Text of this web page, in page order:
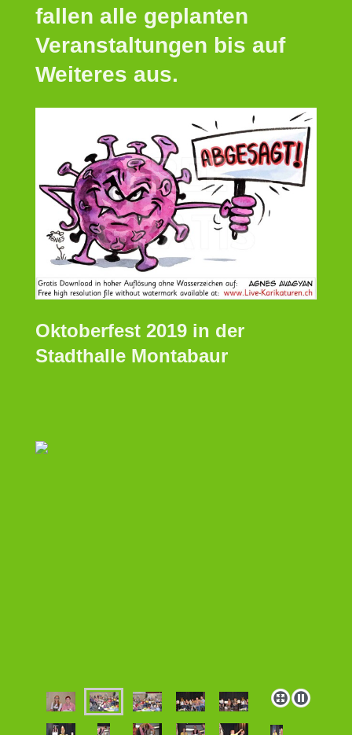
fallen alle geplanten
Veranstaltungen bis auf
Weiteres aus.
Oktoberfest 2019 in der
Stadthalle Montabaur